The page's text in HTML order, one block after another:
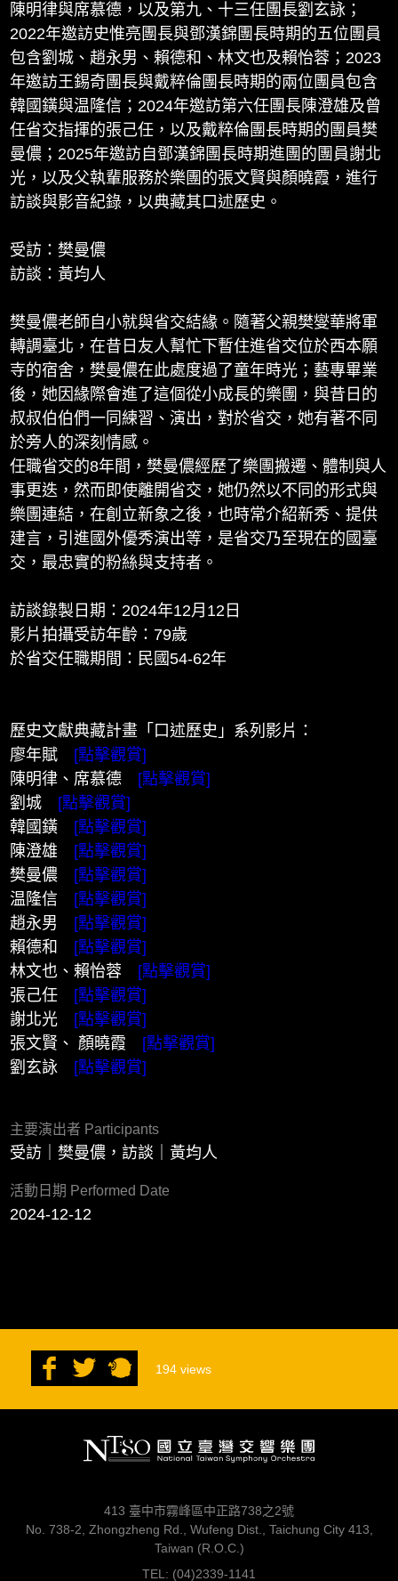
陳明律與席慕德，以及第九、十三任團長劉玄詠；
2022年邀訪史惟亮團長與鄧漢錦團長時期的五位團員
包含劉城、趙永男、賴德和、林文也及賴怡蓉；2023
年邀訪王錫奇團長與戴粹倫團長時期的兩位團員包含
韓國鐄與温隆信；2024年邀訪第六任團長陳澄雄及曾
任省交指揮的張己任，以及戴粹倫團長時期的團員樊
曼儂；2025年邀訪自鄧漢錦團長時期進團的團員謝北
光，以及父執輩服務於樂團的張文賢與顏曉霞，進行
訪談與影音紀錄，以典藏其口述歷史。
受訪：樊曼儂
訪談：黃均人
樊曼儂老師自小就與省交結緣。隨著父親樊燮華將軍
轉調臺北，在昔日友人幫忙下暫住進省交位於西本願
寺的宿舍，樊曼儂在此處度過了童年時光；藝專畢業
後，她因緣際會進了這個從小成長的樂團，與昔日的
叔叔伯伯們一同練習、演出，對於省交，她有著不同
於旁人的深刻情感。
任職省交的8年間，樊曼儂經歷了樂團搬遷、體制與人
事更迭，然而即使離開省交，她仍然以不同的形式與
樂團連結，在創立新象之後，也時常介紹新秀、提供
建言，引進國外優秀演出等，是省交乃至現在的國臺
交，最忠實的粉絲與支持者。
訪談錄製日期：2024年12月12日
影片拍攝受訪年齡：79歲
於省交任職期間：民國54-62年
歷史文獻典藏計畫「口述歷史」系列影片：
廖年賦 [點擊觀賞]
陳明律、席慕德 [點擊觀賞]
劉城 [點擊觀賞]
韓國鐄 [點擊觀賞]
陳澄雄 [點擊觀賞]
樊曼儂 [點擊觀賞]
温隆信 [點擊觀賞]
趙永男 [點擊觀賞]
賴德和 [點擊觀賞]
林文也、賴怡蓉 [點擊觀賞]
張己任 [點擊觀賞]
謝北光 [點擊觀賞]
張文賢、 顏曉霞 [點擊觀賞]
劉玄詠 [點擊觀賞]
主要演出者 Participants
受訪｜樊曼儂，訪談｜黃均人
活動日期 Performed Date
2024-12-12
194 views
413 臺中市霧峰區中正路738之2號
No. 738-2, Zhongzheng Rd., Wufeng Dist., Taichung City 413,
Taiwan (R.O.C.)
TEL: (04)2339-1141